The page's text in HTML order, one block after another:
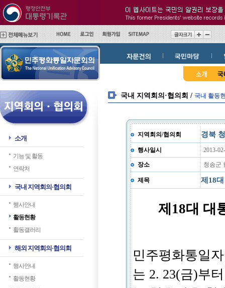
인
메
바
문
바
가
소개
기능 및 활동
연락처
국내 지역회의·협의회
행사안내
활동현황
활동갤러리
해외 지역회의·협의회
행사안내
활동현황
국내 지역회의·협의회 / 국내 활동
지역회의/협의회 경북
행사일시 2013-
장소 청송군
제목 제18
제18대 대
민주평화통일
는 2. 23(금)부